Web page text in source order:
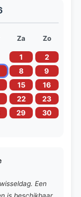
Za Zo
1
2
8
9
15
16
22
23
29
30
Een
is beschikbaar